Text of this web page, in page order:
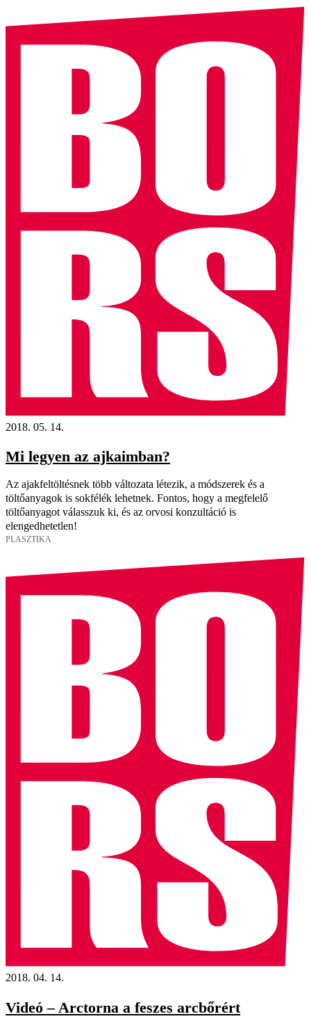
2018. 05. 14.
Mi legyen az ajkaimban?
Az ajakfeltöltésnek több változata létezik, a módszerek és a
töltőanyagok is sokfélék lehetnek. Fontos, hogy a megfelelő
töltőanyagot válasszuk ki, és az orvosi konzultáció is
elengedhetetlen!
PLASZTIKA
2018. 04. 14.
Videó – Arctorna a feszes arcbőrért